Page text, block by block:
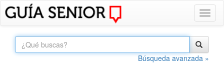
Búsqueda avanzada »